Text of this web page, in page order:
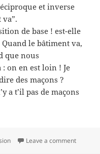
et inverse
de base ! est-elle
le bâtiment va,
que nous
on en est loin ! Je
des maçons ?
a t’il pas de maçons
Leave a commenton